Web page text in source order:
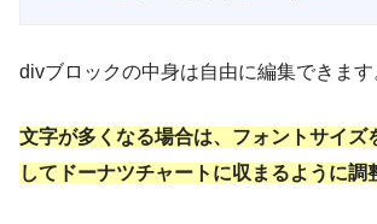
divブロックの中身は自由に編集できます
文字が多くなる場合は、フォントサイズ
してドーナツチャートに収まるように調